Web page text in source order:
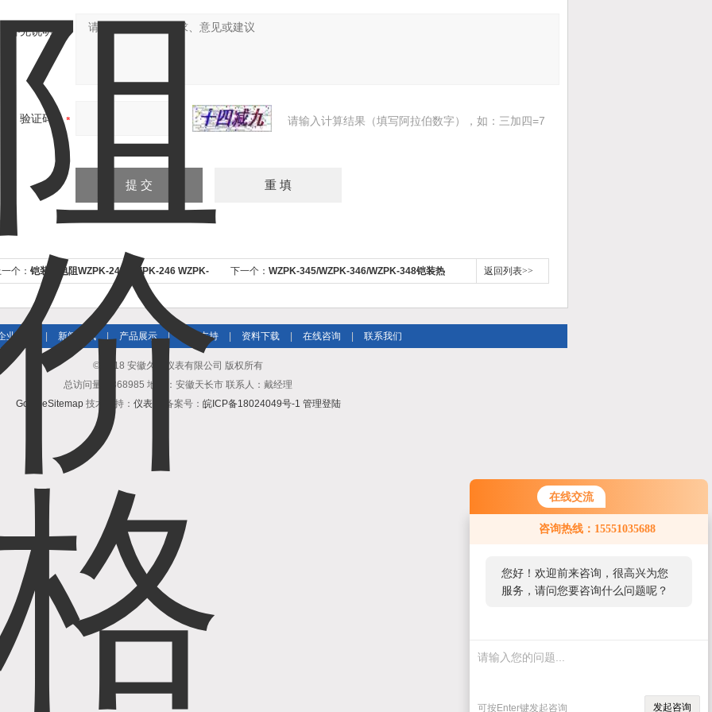
在线交流
咨询热线：15551035688
您好！欢迎前来咨询，很高兴为您
服务，请问您要咨询什么问题呢？
可按Enter键发起咨询 发起咨询
补充说明：
验证码： 请输入计算结果（填写阿拉伯数字），如：三加四=7
个： 铠装热电阻WZPK-245 WZPK-246 WZPK- 下一个： WZPK-345/WZPK-346/WZPK-348铠装热 返回列表>>
业简介 新闻资讯 | 产品展示 | 技术支持 资料下载 在线咨询 联系我们
© 2018 安徽久跃仪表有限公司 版权所有
总访问量：368985 地址：安徽天长市 联系人：戴经理
GoogleSitemap技术支持： 仪表网 备案号： 皖ICP备18024049号-1 管理登陆